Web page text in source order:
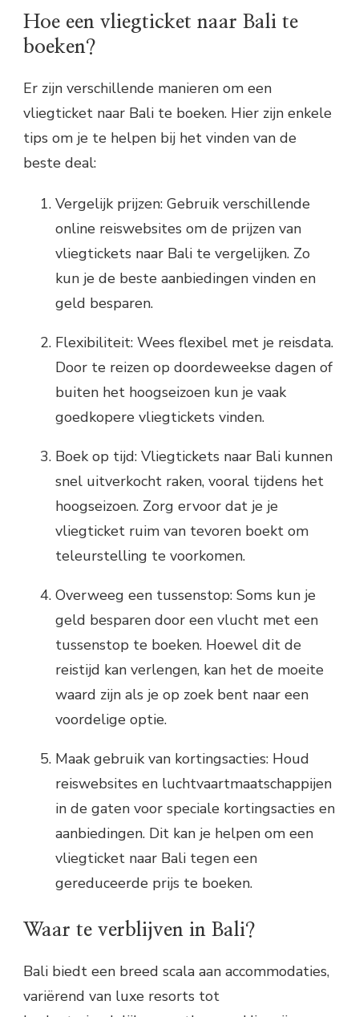
Hoe een vliegticket naar Bali te
boeken?
Er zijn verschillende manieren om een
vliegticket naar Bali te boeken. Hier zijn enkele
tips om je te helpen bij het vinden van de
beste deal:
Vergelijk prijzen: Gebruik verschillende
online reiswebsites om de prijzen van
vliegtickets naar Bali te vergelijken. Zo
kun je de beste aanbiedingen vinden en
geld besparen.
Flexibiliteit: Wees flexibel met je reisdata.
Door te reizen op doordeweekse dagen of
buiten het hoogseizoen kun je vaak
goedkopere vliegtickets vinden.
Boek op tijd: Vliegtickets naar Bali kunnen
snel uitverkocht raken, vooral tijdens het
hoogseizoen. Zorg ervoor dat je je
vliegticket ruim van tevoren boekt om
teleurstelling te voorkomen.
Overweeg een tussenstop: Soms kun je
geld besparen door een vlucht met een
tussenstop te boeken. Hoewel dit de
reistijd kan verlengen, kan het de moeite
waard zijn als je op zoek bent naar een
voordelige optie.
Maak gebruik van kortingsacties: Houd
reiswebsites en luchtvaartmaatschappijen
in de gaten voor speciale kortingsacties en
aanbiedingen. Dit kan je helpen om een
vliegticket naar Bali tegen een
gereduceerde prijs te boeken.
Waar te verblijven in Bali?
Bali biedt een breed scala aan accommodaties,
variërend van luxe resorts tot